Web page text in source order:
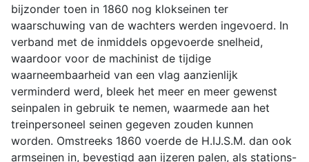
bijzonder toen in 1860 nog klokseinen ter
waarschuwing van de wachters werden ingevoerd. In
verband met de inmiddels opgevoerde snelheid,
waardoor voor de machinist de tijdige
waarneembaarheid van een vlag aanzienlijk
verminderd werd, bleek het meer en meer gewenst
seinpalen in gebruik te nemen, waarmede aan het
treinpersoneel seinen gegeven zouden kunnen
worden. Omstreeks 1860 voerde de H.IJ.S.M. dan ook
armseinen in, bevestigd aan ijzeren palen, als stations-